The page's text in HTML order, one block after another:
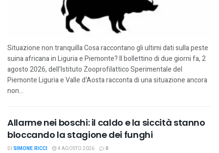
Situazione non tranquilla Cosa raccontano gli ultimi dati sulla peste
suina africana in Liguria e Piemonte? Il bollettino di due giorni fa, 2
agosto 2026, dell'Istituto Zooprofilattico Sperimentale del
Piemonte Liguria e Valle d'Aosta racconta di una situazione ancora
non...
Allarme nei boschi: il caldo e la siccità stanno
bloccando la stagione dei funghi
DI SIMONE RICCI 4 AGOSTO 2026 0